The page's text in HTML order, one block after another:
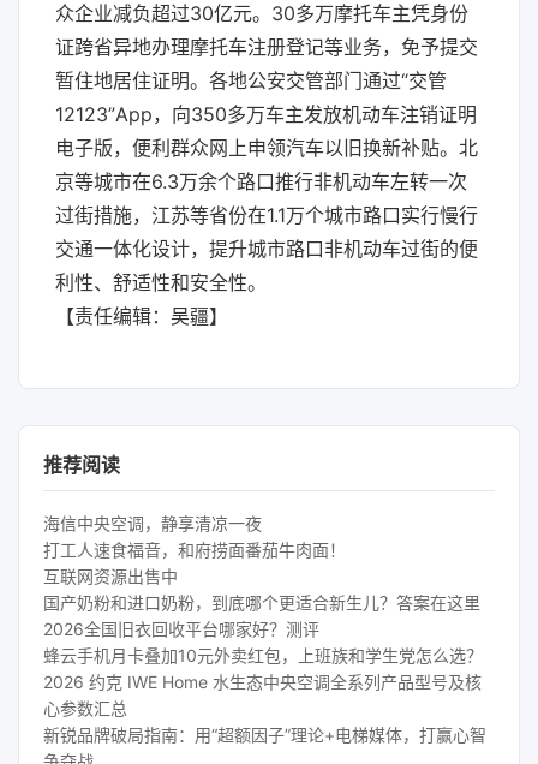
众企业减负超过30亿元。30多万摩托车主凭身份
证跨省异地办理摩托车注册登记等业务，免予提交
暂住地居住证明。各地公安交管部门通过“交管
12123”App，向350多万车主发放机动车注销证明
电子版，便利群众网上申领汽车以旧换新补贴。北
京等城市在6.3万余个路口推行非机动车左转一次
过街措施，江苏等省份在1.1万个城市路口实行慢行
交通一体化设计，提升城市路口非机动车过街的便
利性、舒适性和安全性。
【责任编辑：吴疆】
推荐阅读
海信中央空调，静享清凉一夜
打工人速食福音，和府捞面番茄牛肉面！
互联网资源出售中
国产奶粉和进口奶粉，到底哪个更适合新生儿？答案在这里
2026全国旧衣回收平台哪家好？测评
蜂云手机月卡叠加10元外卖红包，上班族和学生党怎么选？
2026 约克 IWE Home 水生态中央空调全系列产品型号及核
心参数汇总
新锐品牌破局指南：用“超额因子”理论+电梯媒体，打赢心智